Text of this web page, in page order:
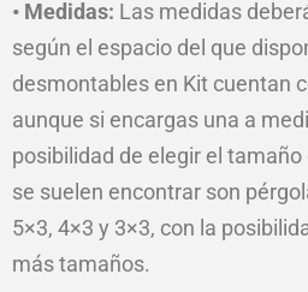
• Medidas: Las medidas
según el espacio del que
desmontables en Kit cuentan
aunque si encargas una a
posibilidad de elegir el
se suelen encontrar son
5×3, 4×3 y 3×3, con la
más tamaños.